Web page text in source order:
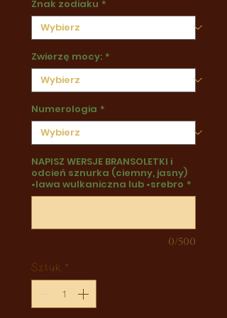
Znak zodiaku *
Zwierzę mocy: *
Numerologia *
NAPISZ WERSJE BRANSOLETKI i
odcień sznurka (ciemny, jasny)
•lawa wulkaniczna lub •srebro *
0/500
Sztuk *